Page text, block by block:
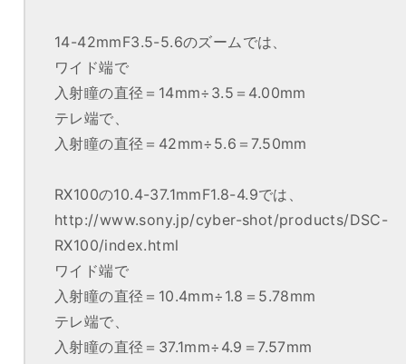
14-42mmF3.5-5.6のズームでは、
ワイド端で
入射瞳の直径＝14mm÷3.5＝4.00mm
テレ端で、
入射瞳の直径＝42mm÷5.6＝7.50mm
RX100の10.4-37.1mmF1.8-4.9では、
http://www.sony.jp/cyber-shot/products/DSC-
RX100/index.html
ワイド端で
入射瞳の直径＝10.4mm÷1.8＝5.78mm
テレ端で、
入射瞳の直径＝37.1mm÷4.9＝7.57mm